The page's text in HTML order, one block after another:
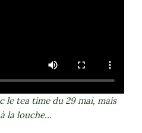
le tea time du 29 mai, mais
la louche…